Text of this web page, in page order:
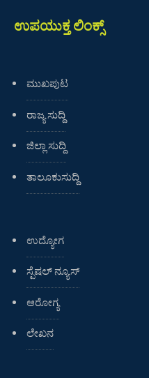
ಉಪಯುಕ್ತ ಲಿಂಕ್ಸ್
ಮುಖಪುಟ
ರಾಜ್ಯ ಸುದ್ದಿ
ಜಿಲ್ಲಾ ಸುದ್ದಿ
ತಾಲೂಕುಸುದ್ದಿ
ಉದ್ಯೋಗ
ಸ್ಪೆಷಲ್ ನ್ಯೂಸ್
ಆರೋಗ್ಯ
ಲೇಖನ